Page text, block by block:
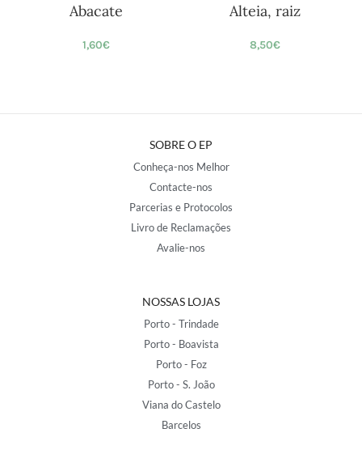
Abacate
1,60€
Alteia, raiz
8,50€
SOBRE O EP
Conheça-nos Melhor
Contacte-nos
Parcerias e Protocolos
Livro de Reclamações
Avalie-nos
NOSSAS LOJAS
Porto - Trindade
Porto - Boavista
Porto - Foz
Porto - S. João
Viana do Castelo
Barcelos